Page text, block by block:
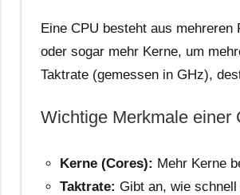
Eine CPU besteht aus
oder sogar mehr Kerne, um
Taktrate (gemessen in GHz),
Wichtige Merkmale einer
Kerne (Cores): Mehr Kerne
Taktrate: Gibt an, wie